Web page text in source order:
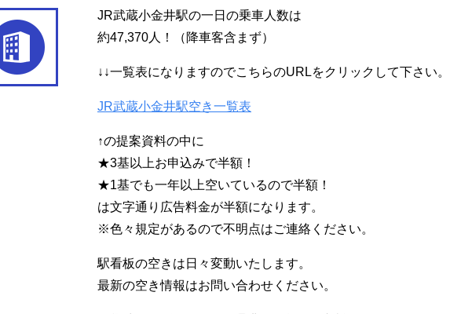
JR武蔵小金井駅の一日の乗車人数は
約47,370人！（降車客含まず）
↓↓一覧表になりますのでこちらのURLをクリックして下さい
JR武蔵小金井駅空き一覧表
↑の提案資料の中に
★3基以上お申込みで半額！
★1基でも一年以上空いているので半額！
は文字通り広告料金が半額になります。
※色々規定があるので不明点はご連絡ください。
駅看板の空きは日々変動いたします。
最新の空き情報はお問い合わせください。